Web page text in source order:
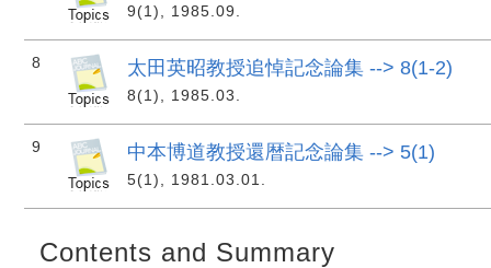
9(1), 1985.09.
8 太田英昭教授追悼記念論集 --> 8(1-2)
8(1), 1985.03.
9 中本博道教授還暦記念論集 --> 5(1)
5(1), 1981.03.01.
Contents and Summary